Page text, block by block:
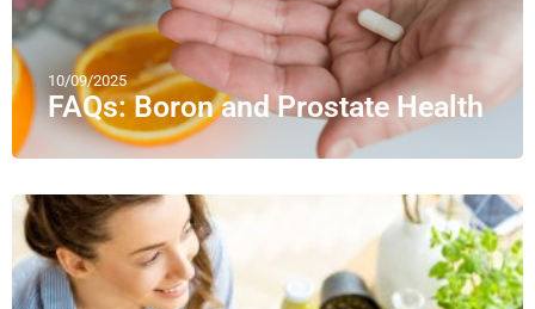
10/09/2025
FAQs: Boron and Prostate Health